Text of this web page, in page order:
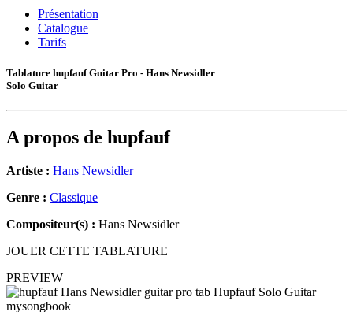
Présentation
Catalogue
Tarifs
Tablature hupfauf Guitar Pro - Hans Newsidler
Solo Guitar
A propos de hupfauf
Artiste : Hans Newsidler
Genre : Classique
Compositeur(s) : Hans Newsidler
JOUER CETTE TABLATURE
PREVIEW